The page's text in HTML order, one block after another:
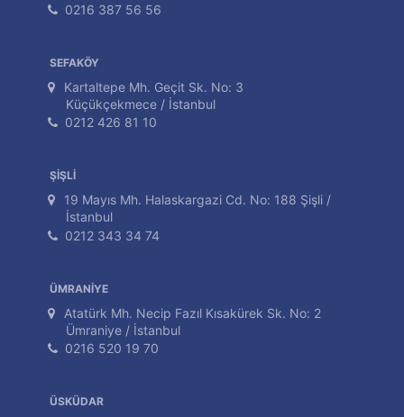
0216 387 56 56
SEFAKÖY
Kartaltepe Mh. Geçit Sk. No: 3
Küçükçekmece / İstanbul
0212 426 81 10
ŞİŞLİ
19 Mayıs Mh. Halaskargazi Cd. No: 188 Şişli /
İstanbul
0212 343 34 74
ÜMRANİYE
Atatürk Mh. Necip Fazıl Kısakürek Sk. No: 2
Ümraniye / İstanbul
0216 520 19 70
ÜSKÜDAR